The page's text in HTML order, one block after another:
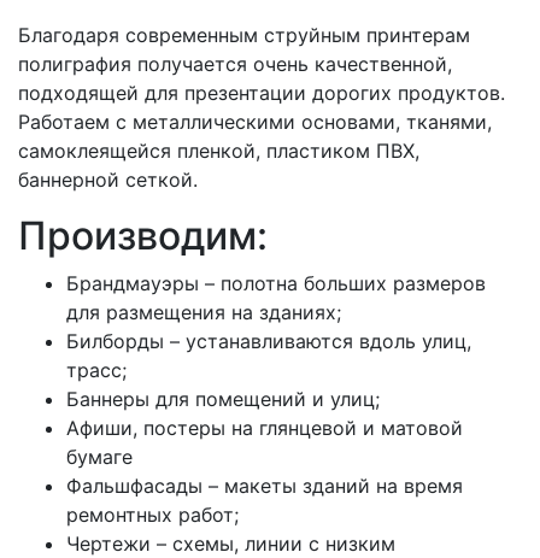
Благодаря современным струйным принтерам
полиграфия получается очень качественной,
подходящей для презентации дорогих продуктов.
Работаем с металлическими основами, тканями,
самоклеящейся пленкой, пластиком ПВХ,
баннерной сеткой.
Производим:
Брандмауэры – полотна больших размеров
для размещения на зданиях;
Билборды – устанавливаются вдоль улиц,
трасс;
Баннеры для помещений и улиц;
Афиши, постеры на глянцевой и матовой
бумаге
Фальшфасады – макеты зданий на время
ремонтных работ;
Чертежи – схемы, линии с низким